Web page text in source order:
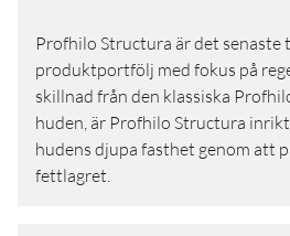
Profhilo Structura är det senaste
produktportfölj med fokus på
skillnad från den klassiska
huden, är Profhilo Structura
hudens djupa fasthet genom att
fettlagret.